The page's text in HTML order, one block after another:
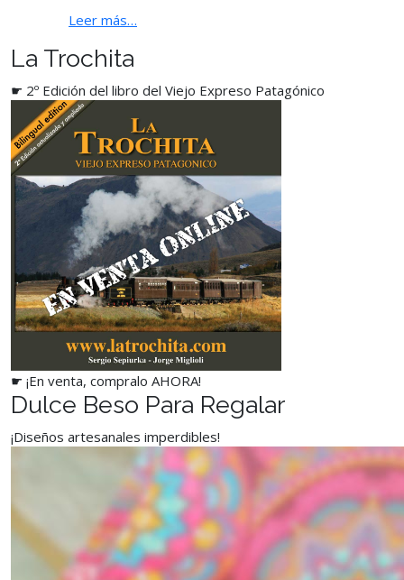
Leer más…
La Trochita
☛ 2º Edición del libro del Viejo Expreso Patagónico
☛ ¡En venta, compralo AHORA!
Dulce Beso Para Regalar
¡Diseños artesanales imperdibles!